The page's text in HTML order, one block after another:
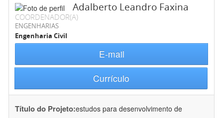
Adalberto Leandro Faxina
COORDENADOR(A)
ENGENHARIAS
Engenharia Civil
E-mail
Currículo
Título do Projeto:estudos para desenvolvimento de